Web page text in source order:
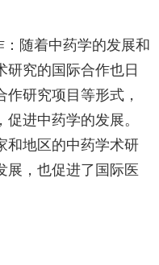
随着中药学的发展和
研究的国际合作也日
研究项目等形式，
进中药学的发展。
和地区的中药学术研
展，也促进了国际医